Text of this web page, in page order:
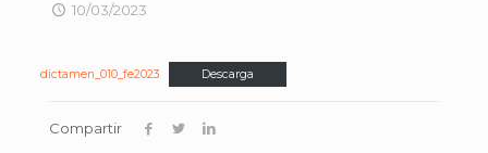
10/03/2023
dictamen_010_fe2023 Descarga
Compartir